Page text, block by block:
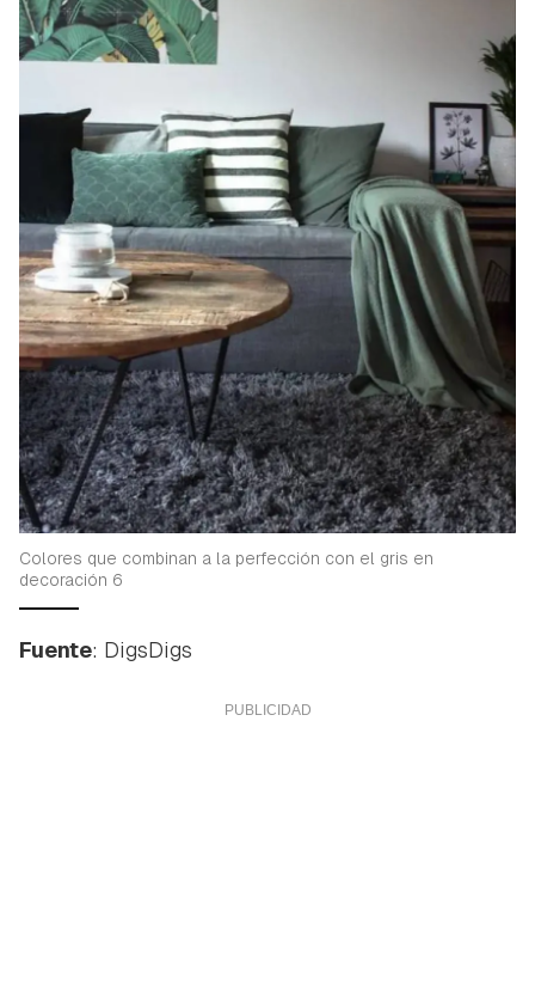
Colores que combinan a la perfección con el gris en
decoración 6
Fuente: DigsDigs